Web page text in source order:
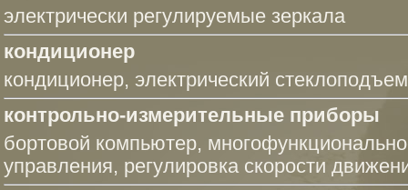
электрически регулируемые зеркала
кондиционер
кондиционер, электрический
контрольно-измерительные приборы
бортовой компьютер,
управления, регулировка скорости